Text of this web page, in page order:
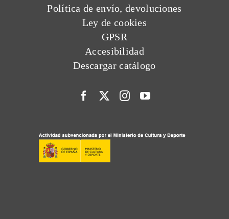
Política de envío, devoluciones
Ley de cookies
GPSR
Accesibilidad
Descargar catálogo